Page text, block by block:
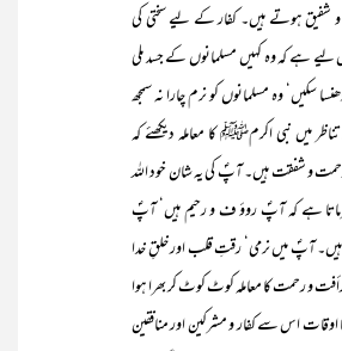
شفیق ہوتے ہیں۔ کفار کے لیے سختی کی
ہے کہ وہ کہیں مسلمانوں کے جسد ملی
سکیں‘ وہ مسلمانوں کو نرم چارا نہ سمجھ
میں نبی اکرمﷺ کا معاملہ دیکھئے کہ
و شفقت ہیں۔ آپؐ کی یہ شان خود اللہ
ہے کہ آپؐ روؤ ف و رحیم ہیں‘ آپؐ
ہیں۔ آپؐ میں نرمی‘ رقتِ قلب اور خلقِ خدا
و رحمت کا معاملہ کوٹ کوٹ کر بھرا ہوا
اوقات اس سے کفار و مشرکین اور منافقین